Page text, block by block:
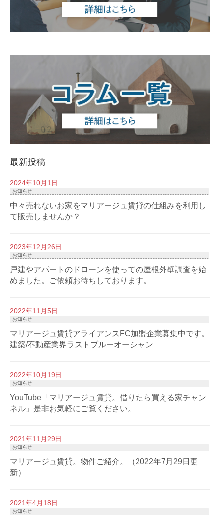
最新投稿
2024年10月1日
お知らせ
中々売れないお家をマリアージュ賃貸の仕組みを利用し
て販売しませんか？
2023年12月26日
お知らせ
戸建やアパートのドローンを使っての屋根外壁調査を始
めました。ご依頼お待ちしております。
2022年11月5日
お知らせ
マリアージュ賃貸アライアンスFC加盟企業募集中です。
建築/不動産業界ラストブルーオーシャン
2022年10月19日
お知らせ
YouTube「マリアージュ賃貸。借りたら買える家チャン
ネル」是非お気軽にご覧ください。
2021年11月29日
お知らせ
マリアージュ賃貸。物件ご紹介。（2022年7月29日更
新）
2021年4月18日
お知らせ